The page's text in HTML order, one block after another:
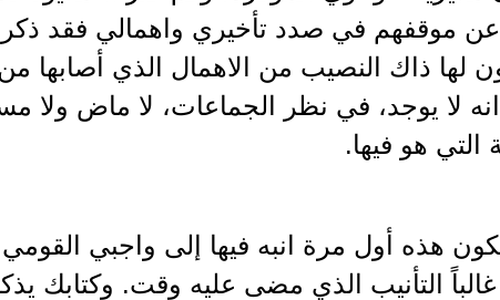
عن موقفهم في صدد تأخيري واهمالي فقد
لها ذاك النصيب من الاهمال الذي
لا يوجد، في نظر الجماعات، لا ماض ولا
التي هو فيها.
هذه أول مرة انبه فيها إلى واجبي
التأنيب الذي مضى عليه وقت. وكتابك